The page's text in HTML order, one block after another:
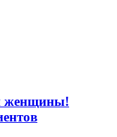
женщины!